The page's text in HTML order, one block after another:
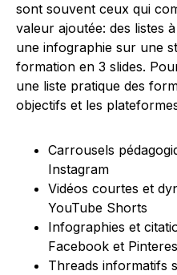
sont souvent ceux qui
valeur ajoutée: des listes
une infographie sur une
formation en 3 slides.
une liste pratique des
objectifs et les
Carrousels
Instagram
Vidéos courtes et
YouTube Shorts
Infographies et
Facebook et
Threads informatifs